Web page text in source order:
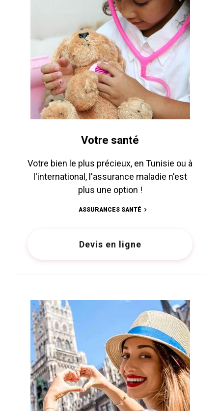
Votre santé
Votre bien le plus précieux, en Tunisie ou à
l'international, l'assurance maladie n'est
plus une option !
ASSURANCES SANTÉ
Devis en ligne